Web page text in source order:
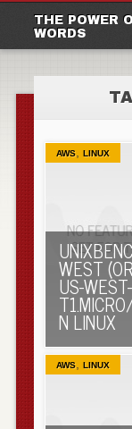
THE POWER
WORDS
AWS, LINUX
WEST
US-
N LINUX
AWS, LINUX